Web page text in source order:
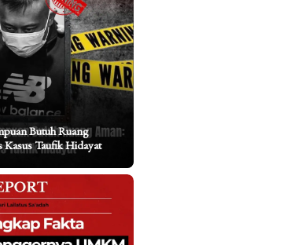
Butuh Ruang
Kasus Taufik Hidayat